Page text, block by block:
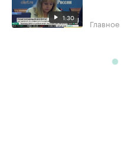
1:30 Главное